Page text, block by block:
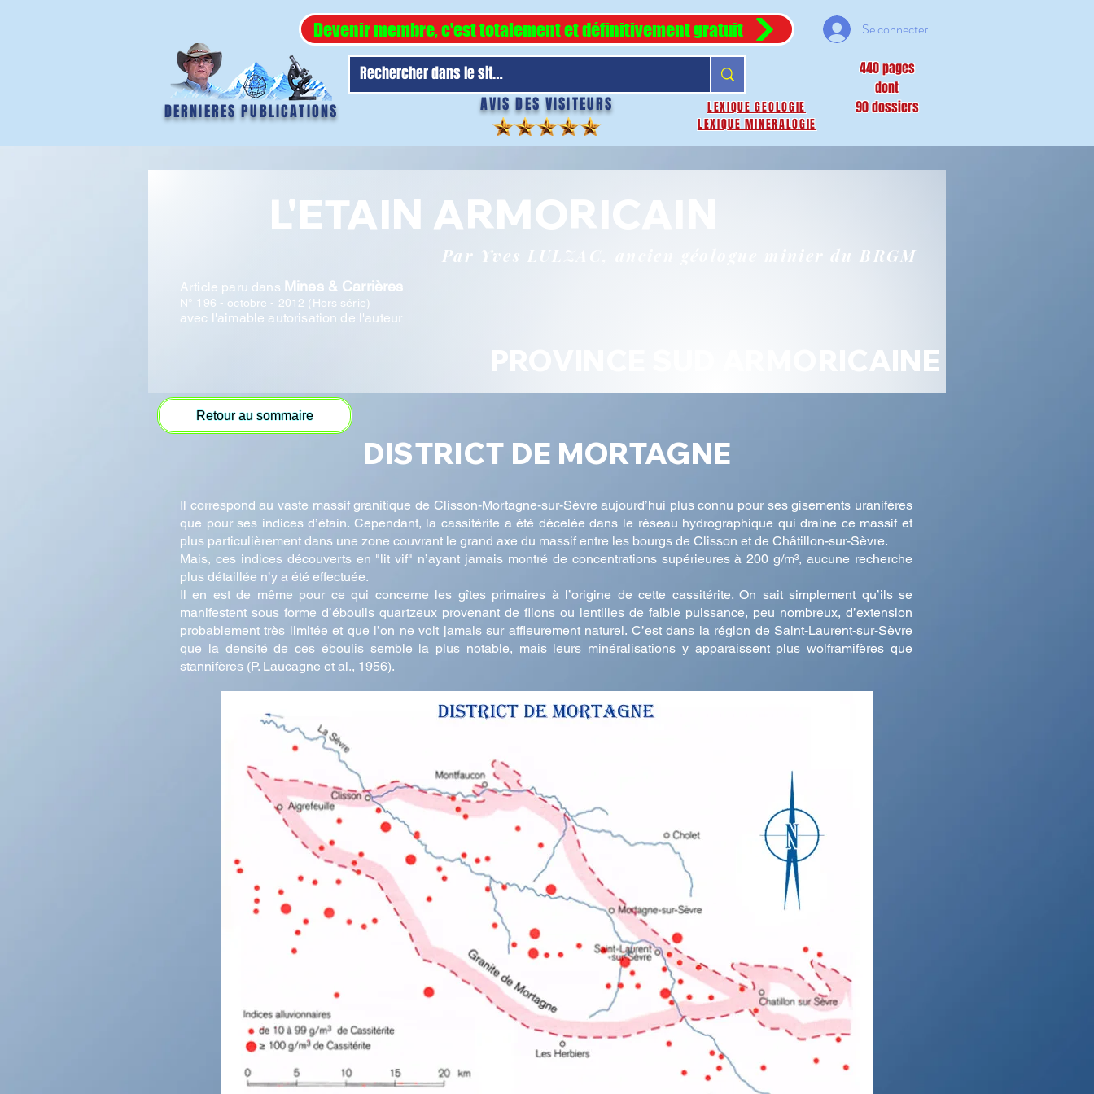
Devenir membre, c'est totalement et définitivement gratuit Se connecter
AVIS DES VISITEURS
DERNIERES PUBLICATIONS
LEXIQUE GEOLOGIE
LEXIQUE MINERALOGIE
440 pages
dont
90 dossiers
L'ETAIN ARMORICAIN
Par Yves LULZAC, ancien géologue minier du BRGM
Article paru dans Mines & Carrières
N° 196 - octobre - 2012 (Hors série)
avec l'aimable autorisation de l'auteur
PROVINCE SUD ARMORICAINE
Retour au sommaire
DISTRICT DE MORTAGNE
Il correspond au vaste massif granitique de Clisson-Mortagne-sur-Sèvre aujourd’hui plus connu pour ses gisements uranifères
que pour ses indices d’étain. Cependant, la cassitérite a été décelée dans le réseau hydrographique qui draine ce massif et
plus particulièrement dans une zone couvrant le grand axe du massif entre les bourgs de Clisson et de Châtillon-sur-Sèvre.
Mais, ces indices découverts en "lit vif" n’ayant jamais montré de concentrations supérieures à 200 g/m³, aucune recherche
plus détaillée n’y a été effectuée.
Il en est de même pour ce qui concerne les gîtes primaires à l’origine de cette cassitérite. On sait simplement qu’ils se
manifestent sous forme d’éboulis quartzeux provenant de filons ou lentilles de faible puissance, peu nombreux, d’extension
probablement très limitée et que l’on ne voit jamais sur affleurement naturel. C’est dans la région de Saint-Laurent-sur-Sèvre
que la densité de ces éboulis semble la plus notable, mais leurs minéralisations y apparaissent plus wolframifères que
stannifères (P. Laucagne et al., 1956).